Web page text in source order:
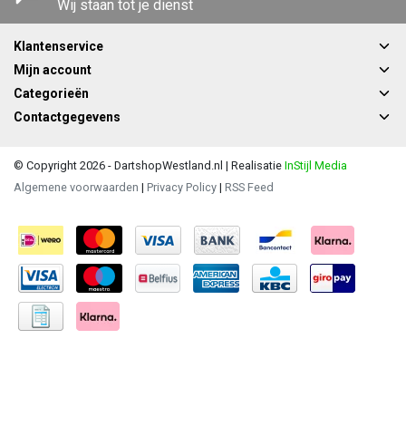
Wij staan tot je dienst
Klantenservice
Mijn account
Categorieën
Contactgegevens
© Copyright 2026 - DartshopWestland.nl | Realisatie InStijl Media
Algemene voorwaarden | Privacy Policy | RSS Feed